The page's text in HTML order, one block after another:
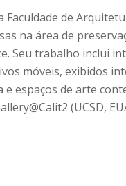
de
na área de
Seu trabalho inclui
móveis, exibidos
espaços de arte
(UCSD,